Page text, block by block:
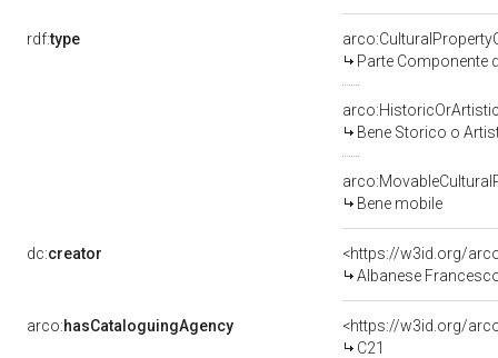
rdf:type
Parte Componente
Bene Storico o
Bene mobile
dc:creator
<https://w3id.org/
Albanese
arco:hasCataloguingAgency
<https://w3id.org/
C21